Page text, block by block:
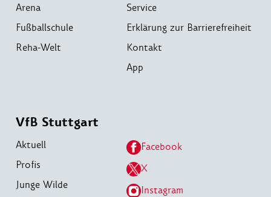
Arena
Fußballschule
Reha-Welt
Service
Erklärung zur Barrierefreiheit
Kontakt
App
VfB Stuttgart
Aktuell
Profis
Junge Wilde
Facebook
X
Instagram